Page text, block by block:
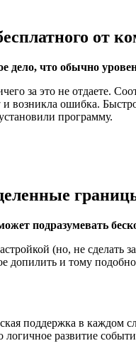
от
что обычно
за это не отдаете.
ошибка.
программу.
подразумевать
(но, не сделать
допилить и тому
поддержка в
логичное развитие